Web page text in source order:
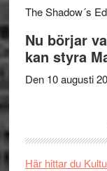
The Shadow´s
Nu börjar
kan styra
Den 10 augusti
Här hittar du